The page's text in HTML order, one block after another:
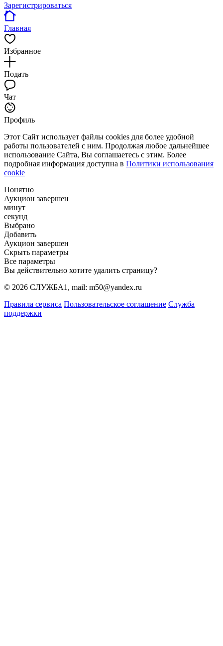
Зарегистрироваться
Главная
Избранное
Подать
Чат
Профиль
Этот Сайт использует файлы cookies для более удобной
работы пользователей с ним. Продолжая любое дальнейшее
использование Сайта, Вы соглашаетесь с этим. Более
подробная информация доступна в Политики использования
cookie
Понятно
Аукцион завершен
минут
секунд
Выбрано
Добавить
Аукцион завершен
Скрыть параметры
Все параметры
Вы действительно хотите удалить страницу?
© 2026 СЛУЖБА1, mail: m50@yandex.ru
Правила сервиса Пользовательское соглашение Служба
поддержки